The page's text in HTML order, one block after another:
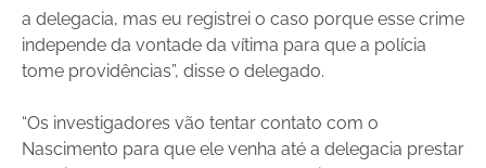
a delegacia, mas eu registrei o caso porque esse crime
independe da vontade da vítima para que a polícia
tome providências”, disse o delegado.
“Os investigadores vão tentar contato com o
Nascimento para que ele venha até a delegacia prestar